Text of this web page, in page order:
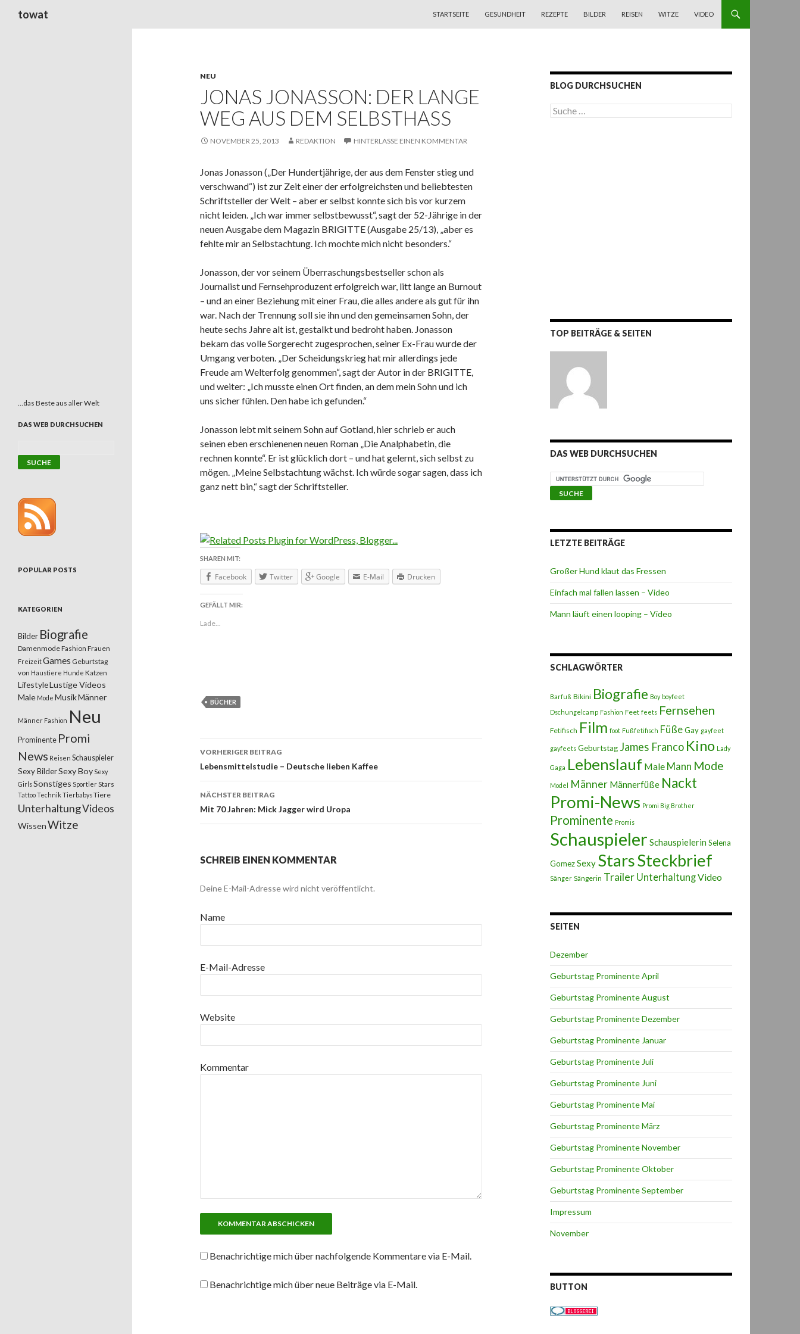
towat
STARTSEITE
GESUNDHEIT REZEPTE BILDER REISEN WITZE VIDEO
NEU
JONAS JONASSON: DER LANGE
WEG AUS DEM SELBSTHASS
NOVEMBER 25, 2013 REDAKTION HINTERLASSE EINEN KOMMENTAR
Jonas Jonasson („Der Hundertjährige, der aus dem Fenster stieg und
verschwand“) ist zur Zeit einer der erfolgreichsten und beliebtesten
Schriftsteller der Welt – aber er selbst konnte sich bis vor kurzem
nicht leiden. „Ich war immer selbstbewusst“, sagt der 52-Jährige in der
neuen Ausgabe dem Magazin BRIGITTE (Ausgabe 25/13), „aber es
fehlte mir an Selbstachtung. Ich mochte mich nicht besonders.“
Jonasson, der vor seinem Überraschungsbestseller schon als
Journalist und Fernsehproduzent erfolgreich war, litt lange an Burnout
– und an einer Beziehung mit einer Frau, die alles andere als gut für ihn
war. Nach der Trennung soll sie ihn und den gemeinsamen Sohn, der
heute sechs Jahre alt ist, gestalkt und bedroht haben. Jonasson
bekam das volle Sorgerecht zugesprochen, seiner Ex-Frau wurde der
Umgang verboten. „Der Scheidungskrieg hat mir allerdings jede
Freude am Welterfolg genommen“, sagt der Autor in der BRIGITTE,
und weiter: „Ich musste einen Ort finden, an dem mein Sohn und ich
uns sicher fühlen. Den habe ich gefunden.“
Jonasson lebt mit seinem Sohn auf Gotland, hier schrieb er auch
seinen eben erschienenen neuen Roman „Die Analphabetin, die
rechnen konnte“. Er ist glücklich dort – und hat gelernt, sich selbst zu
mögen. „Meine Selbstachtung wächst. Ich würde sogar sagen, dass ich
ganz nett bin,“ sagt der Schriftsteller.
SHAREN MIT:
Facebook Twitter Google E-Mail Drucken
GEFÄLLT MIR:
Lade...
BÜCHER
Beitragsnavigation
VORHERIGER BEITRAG
Lebensmittelstudie – Deutsche lieben Kaffee
NÄCHSTER BEITRAG
Mit 70 Jahren: Mick Jagger wird Uropa
SCHREIB EINEN KOMMENTAR
Deine E-Mail-Adresse wird nicht veröffentlicht.
Name
E-Mail-Adresse
Website
Kommentar
Benachrichtige mich über nachfolgende Kommentare via E-Mail.
Benachrichtige mich über neue Beiträge via E-Mail.
BLOG DURCHSUCHEN
S
u
TOP BEITRÄGE & SEITEN
DAS WEB DURCHSUCHEN
LETZTE BEITRÄGE
Großer Hund klaut das Fressen
Einfach mal fallen lassen – Video
Mann läuft einen looping – Video
SCHLAGWÖRTER
Barfuß Bikini Biografie Boy boyfeet
Dschungelcamp Fashion Feet feets Fernsehen
Fetifisch Film foot Fußfetifisch FüßeGay gayfeet
gayfeets Geburtstag James Franco Kino Lady
Gaga Lebenslauf Male Mann Mode
Model Männer Männerfüße Nackt
Promi-News Promi Big Brother
Prominente Promis
Schauspieler Schauspielerin Selena
GomezSexy StarsSteckbrief
Sänger Sängerin Trailer UnterhaltungVideo
SEITEN
Dezember
Geburtstag Prominente April
Geburtstag Prominente August
Geburtstag Prominente Dezember
Geburtstag Prominente Januar
Geburtstag Prominente Juli
Geburtstag Prominente Juni
Geburtstag Prominente Mai
Geburtstag Prominente März
Geburtstag Prominente November
Geburtstag Prominente Oktober
Geburtstag Prominente September
Impressum
November
BUTTON
…das Beste aus aller Welt
DAS WEB DURCHSUCHEN
POPULAR POSTS
KATEGORIEN
Bilder Biografie
DamenmodeFashion Frauen
FreizeitGames Geburtstag
von Haustiere Hunde Katzen
LifestyleLustige Videos
Male Mode MusikMänner
Männer Fashion Neu
Prominente Promi
News Reisen Schauspieler
Sexy BilderSexy Boy Sexy
GirlsSonstiges SportlerStars
TattooTechnikTierbabysTiere
UnterhaltungVideos
WissenWitze